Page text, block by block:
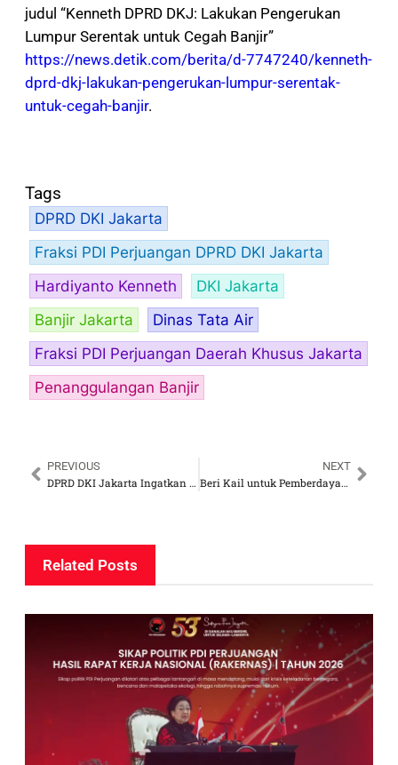
judul “Kenneth DPRD DKJ: Lakukan Pengerukan
Lumpur Serentak untuk Cegah Banjir”
https://news.detik.com/berita/d-7747240/kenneth-
dprd-dkj-lakukan-pengerukan-lumpur-serentak-
untuk-cegah-banjir.
Tags
DPRD DKI Jakarta
Fraksi PDI Perjuangan DPRD DKI Jakarta
Hardiyanto Kenneth
DKI Jakarta
Banjir Jakarta
Dinas Tata Air
Fraksi PDI Perjuangan Daerah Khusus Jakarta
Penanggulangan Banjir
PREVIOUS
DPRD DKI Jakarta Ingatkan Kartu Air Sehat Harus Tepat Sasaran Warga yang Membutuhkan
NEXT
Beri Kail untuk Pemberdayaan Masyarakat
Related Posts